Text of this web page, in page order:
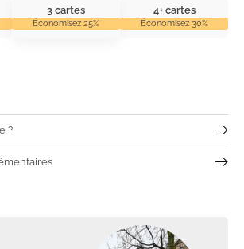
3 cartes
Économisez 25%
4+ cartes
Économisez 30%
?